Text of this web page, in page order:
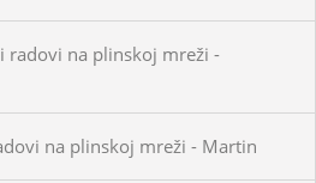
radovi na plinskoj mreži -
na plinskoj mreži - Martin